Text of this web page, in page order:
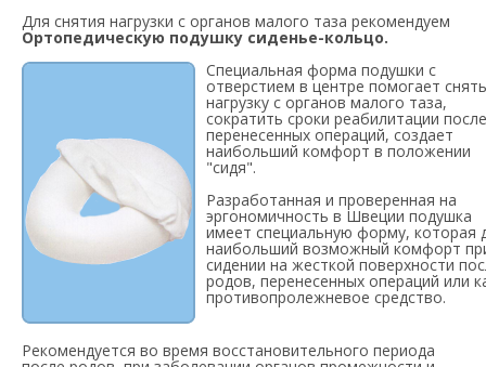
Для снятия нагрузки с органов малого таза рекомендуем
Ортопедическую подушку сиденье-кольцо.
Специальная форма подушки с
отверстием в центре помогает снять
нагрузку с органов малого таза,
сократить сроки реабилитации после
перенесенных операций, создает
наибольший комфорт в положении
"сидя".
Разработанная и проверенная на
эргономичность в Швеции подушка
имеет специальную форму, которая
наибольший возможный комфорт
сидении на жесткой поверхности
родов, перенесенных операций или
противопролежневое средство.
Рекомендуется во время восстановительного периода